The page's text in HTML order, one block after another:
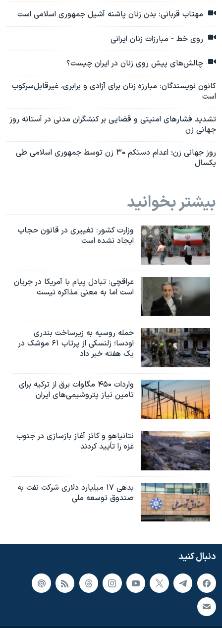
مهتاب قربانی: بدن زنان پاشنه آشیل جمهوری اسلامی است
روی خط - مبارزات زنان ایرانی
چالش‌های پیش‌ روی زنان در ایران چیست؟
کانون نویسندگان: مبارزه زنان برای آزادی و برابری، غیرقابل‌سرکوب
است
تشدید فشارهای امنیتی و قضایی بر کنشگران مدنی در آستانه روز
جهانی زن
روز جهانی زن؛ اعدام دستکم ۳۰ زن توسط جمهوری اسلامی طی
یکسال
بیشتر بخوانید
وزارت کشور: تغییری در قانون حجاب
ایجاد نشده است
عراقچی: تبادل پیام با آمریکا در جریان
است اما به معنی مذاکره نیست
حمله روسیه به زیرساخت بندری
اودسا؛ زلنسکی از پرتاب ۶۱ موشک در
یک هفته خبر داد
واردات ۴۵۰ مگاوات برق از ترکیه برای
تامین نیاز پتروشیمی‌های ایران
نتانیاهو و کاتز آغاز بازسازی در جنوب
غزه را تأیید کردند
بدهی ۱۷ میلیارد دلاری شرکت نفت به
صندوق توسعه ملی
دنبال کنید